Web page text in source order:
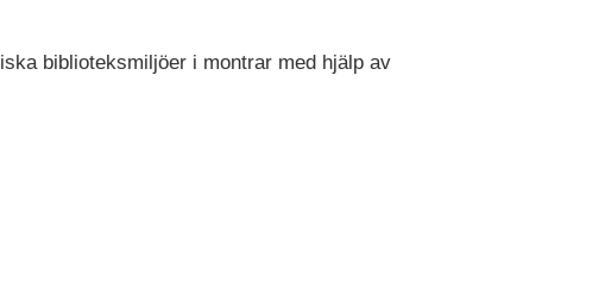
biblioteksmiljöer i montrar med hjälp av